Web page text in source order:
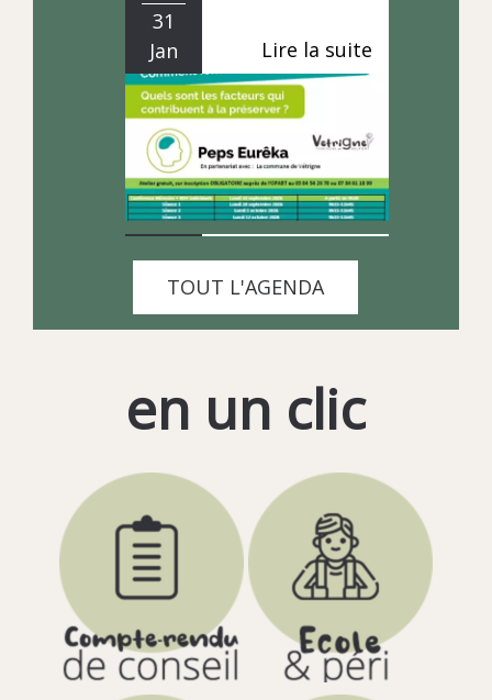
31
Jan
27
Juil
30
Sept
Vide-greniers du
Comité des fêtes
TOUT L'AGENDA
en un clic